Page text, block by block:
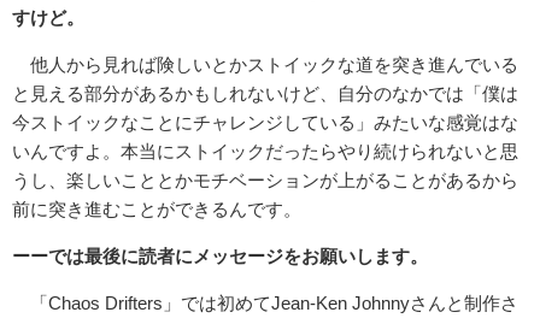
すけど。
他人から見れば険しいとかストイックな道を突き進んでいる
と見える部分があるかもしれないけど、自分のなかでは「僕は
今ストイックなことにチャレンジしている」みたいな感覚はな
いんですよ。本当にストイックだったらやり続けられないと思
うし、楽しいこととかモチベーションが上がることがあるから
前に突き進むことができるんです。
ーーでは最後に読者にメッセージをお願いします。
「Chaos Drifters」では初めてJean-Ken Johnnyさんと制作さ